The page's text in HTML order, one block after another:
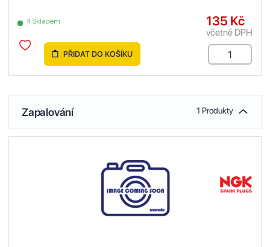
4 Skladem 135 Kč
včetně DPH
PŘIDAT DO KOŠÍKU
Zapalování 1 Produkty